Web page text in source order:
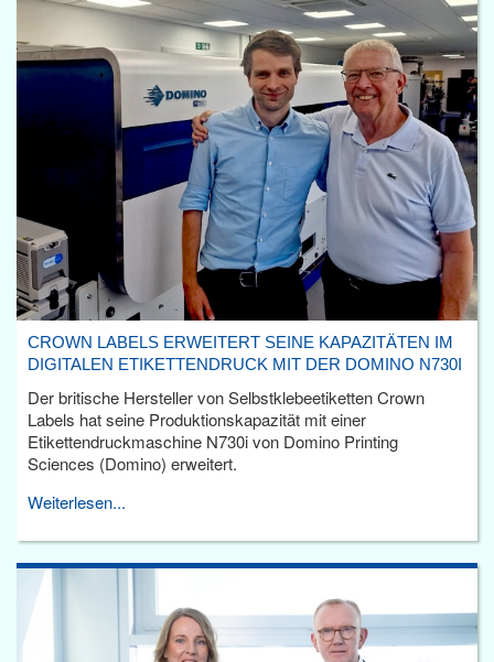
CROWN LABELS ERWEITERT SEINE KAPAZITÄTEN IM
DIGITALEN ETIKETTENDRUCK MIT DER DOMINO N730I
Der britische Hersteller von Selbstklebeetiketten Crown
Labels hat seine Produktionskapazität mit einer
Etikettendruckmaschine N730i von Domino Printing
Sciences (Domino) erweitert.
Weiterlesen...